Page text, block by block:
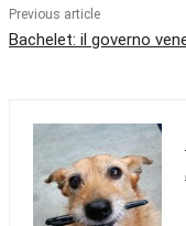
Previous article
Bachelet: il governo